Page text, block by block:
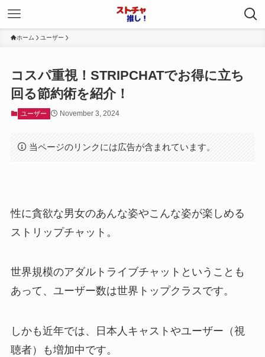
ホーム ユーザー
コスパ重視！STRIPCHATでお得に立ち
回る節約術を紹介！
ユーザー November 3, 2024
当ページのリンクには広告が含まれています。
性に貪欲な男女のあんな姿やこんな姿が楽しめる
ストリップチャット。
世界規模のアダルトライブチャットということも
あって、ユーザー数は世界トップクラスです。
しかも近年では、日本人キャストやユーザー（視
聴者）も増加中です。